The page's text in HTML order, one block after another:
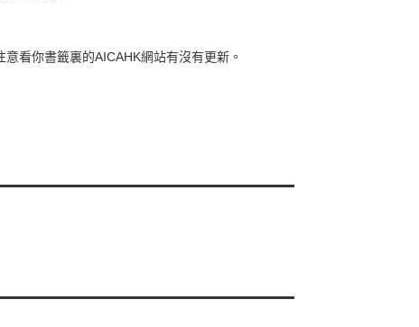
看你書籤裏的AICAHK網站有沒有更新。